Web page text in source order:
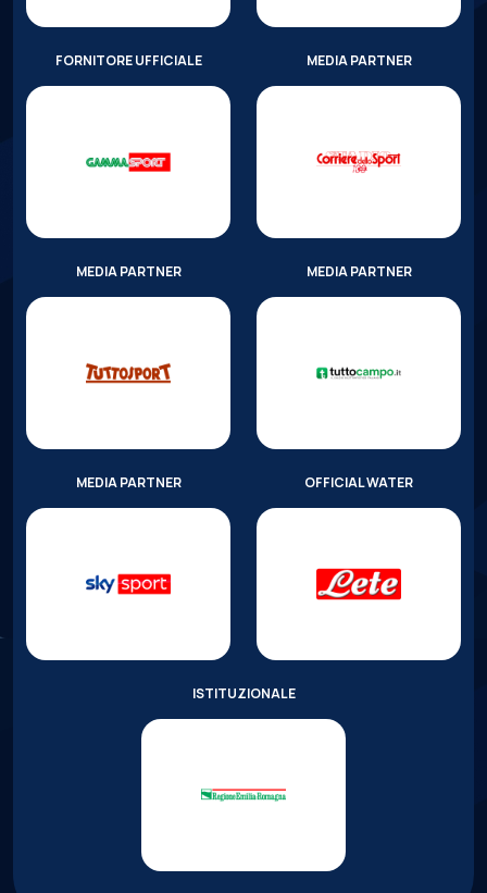
FORNITORE UFFICIALE MEDIA PARTNER
MEDIA PARTNER MEDIA PARTNER
MEDIA PARTNER OFFICIAL WATER
ISTITUZIONALE